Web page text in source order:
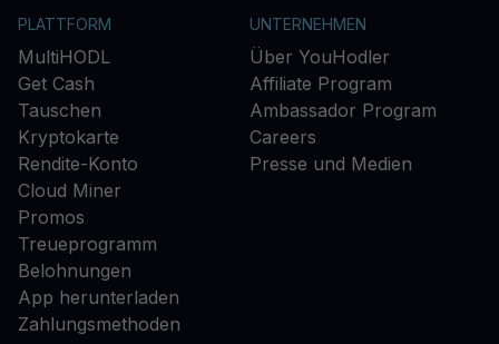
PLATTFORM
MultiHODL
Get Cash
Tauschen
Kryptokarte
Rendite-Konto
Cloud Miner
Promos
Treueprogramm
Belohnungen
App herunterladen
Zahlungsmethoden
UNTERNEHMEN
Über YouHodler
Affiliate Program
Ambassador Program
Careers
Presse und Medien